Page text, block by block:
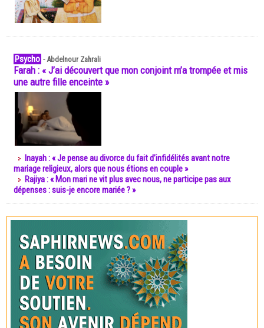
Psycho -Abdelnour Zahrali
Farah : « J’ai découvert que mon conjoint m’a trompée et mis
une autre fille enceinte »
Inayah : « Je pense au divorce du fait d’infidélités avant notre
mariage religieux, alors que nous étions en couple »
Rajiya : « Mon mari ne vit plus avec nous, ne participe pas aux
dépenses : suis-je encore mariée ? »